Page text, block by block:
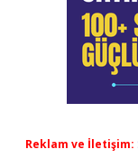
Reklam ve İletişim: